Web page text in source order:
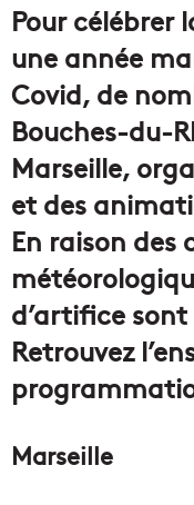
Pour célébrer
une année
Covid, de
Bouches-du-
Marseille,
et des
En raison des
d’artifice
Retrouvez
Marseille